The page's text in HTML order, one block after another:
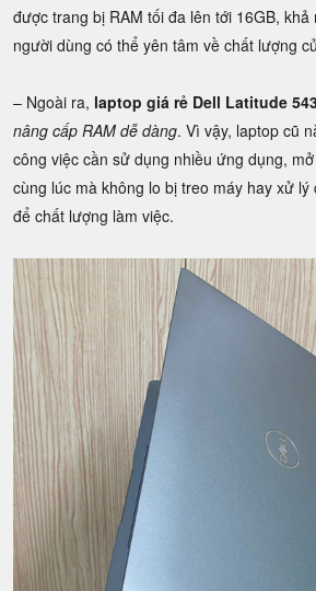
được trang bị RAM tối đa lên tới 16GB, khả
người dùng có thể yên tâm về chất lượng
– Ngoài ra, laptop giá rẻ Dell Latitude
nâng cấp RAM dễ dàng. Vì vậy, laptop cũ
công việc cần sử dụng nhiều ứng dụng,
cùng lúc mà không lo bị treo máy hay xử
để chất lượng làm việc.